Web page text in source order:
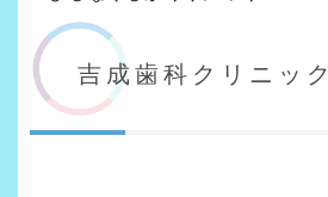
吉成歯科クリニック